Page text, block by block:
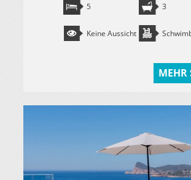
5 3
Keine Aussicht
MEHR